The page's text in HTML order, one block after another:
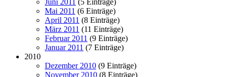
Juni 2011 (5 Einträge)
Mai 2011 (6 Einträge)
April 2011 (8 Einträge)
März 2011 (11 Einträge)
Februar 2011 (9 Einträge)
Januar 2011 (7 Einträge)
2010
Dezember 2010 (9 Einträge)
November 2010 (8 Einträge)